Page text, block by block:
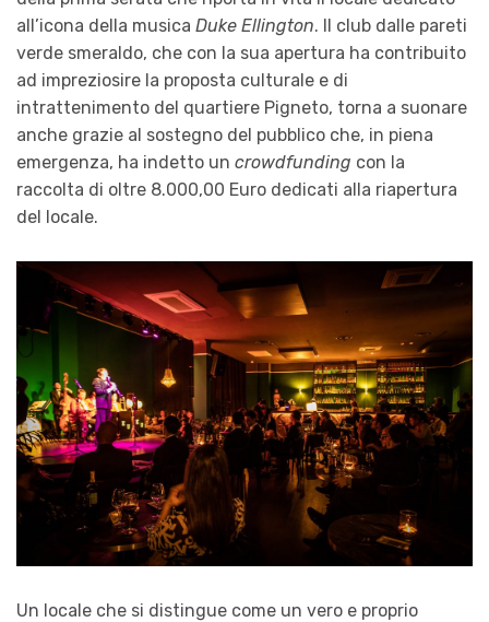
all’icona della musica Duke Ellington. Il club dalle pareti
verde smeraldo, che con la sua apertura ha contribuito
ad impreziosire la proposta culturale e di
intrattenimento del quartiere Pigneto, torna a suonare
anche grazie al sostegno del pubblico che, in piena
emergenza, ha indetto un crowdfunding con la
raccolta di oltre 8.000,00 Euro dedicati alla riapertura
del locale.
Un locale che si distingue come un vero e proprio